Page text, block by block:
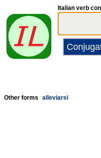
Italian verb
Other forms alleviarsi